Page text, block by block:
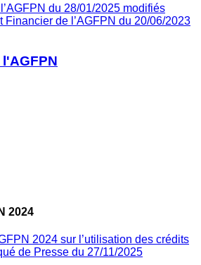
du 28/01/2025 modifiés
Financier de l’AGFPN du 20/06/2023
2024
2024 sur l’utilisation des crédits
de Presse du 27/11/2025